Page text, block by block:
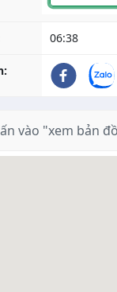
06:38
vào "xem bản